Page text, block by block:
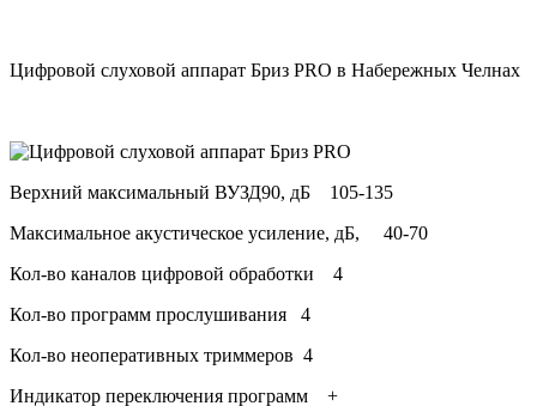
Цифровой слуховой аппарат Бриз PRO в Набережных Челнах
Верхний максимальный ВУЗД90, дБ 105-135
Максимальное акустическое усиление, дБ, 40-70
Кол-во каналов цифровой обработки 4
Кол-во программ прослушивания 4
Кол-во неоперативных триммеров 4
Индикатор переключения программ +